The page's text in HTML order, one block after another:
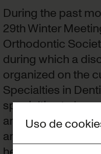
During the past
29th Winter
Orthodontic
during which a
organized on the
Specialties in
specialties to be
and due to the
among our
Uso de